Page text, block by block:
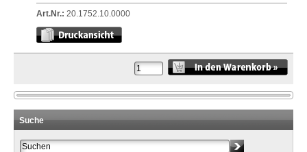
Art.Nr.: 20.1752.10.0000
Suche